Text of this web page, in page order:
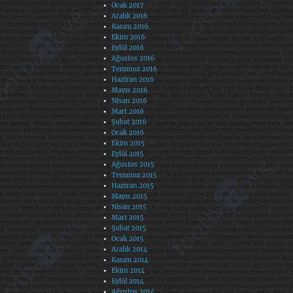
Ocak 2017
Aralık 2016
Kasım 2016
Ekim 2016
Eylül 2016
Ağustos 2016
Temmuz 2016
Haziran 2016
Mayıs 2016
Nisan 2016
Mart 2016
Şubat 2016
Ocak 2016
Ekim 2015
Eylül 2015
Ağustos 2015
Temmuz 2015
Haziran 2015
Mayıs 2015
Nisan 2015
Mart 2015
Şubat 2015
Ocak 2015
Aralık 2014
Kasım 2014
Ekim 2014
Eylül 2014